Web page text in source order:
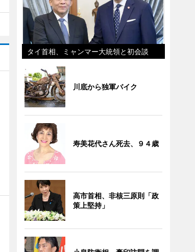
タイ首相、ミャンマー大統領と初会談
川底から独軍バイク
寿美花代さん死去、９４歳
高市首相、非核三原則「政
策上堅持」